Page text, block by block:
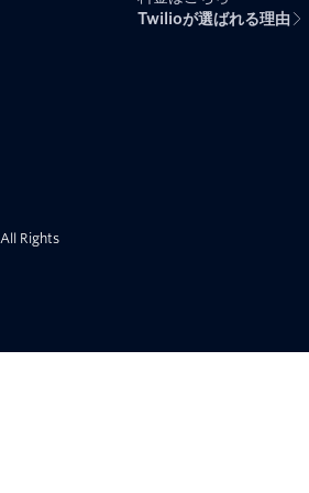
All Rights
Twilioが選ばれる理由